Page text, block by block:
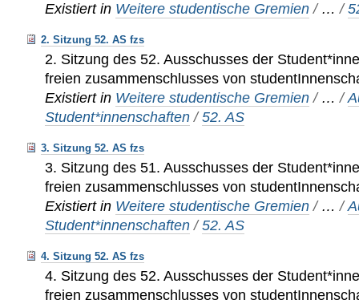
Existiert in Weitere studentische Gremien / …/
2. Sitzung 52. AS fzs
2. Sitzung des 52. Ausschusses der
freien zusammenschlusses von
Existiert in Weitere studentische Gremien / …/
Student*innenschaften /52. AS
3. Sitzung 52. AS fzs
3. Sitzung des 51. Ausschusses der
freien zusammenschlusses von
Existiert in Weitere studentische Gremien / …/
Student*innenschaften /52. AS
4. Sitzung 52. AS fzs
4. Sitzung des 52. Ausschusses der
freien zusammenschlusses von